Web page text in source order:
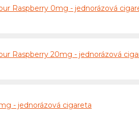
Raspberry 0mg - jednorázová
Raspberry 20mg - jednorázová
- jednorázová cigareta